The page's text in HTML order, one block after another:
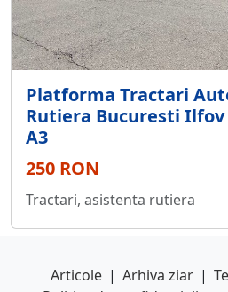
Platforma Tractari
Rutiera Bucuresti Ilfov
A3
250 RON
Tractari, asistenta rutiera
Articole | Arhiva ziar |